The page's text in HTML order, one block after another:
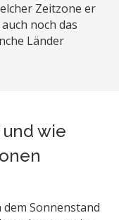
Zeitzone er
noch das
Länder
wie
Sonnenstand